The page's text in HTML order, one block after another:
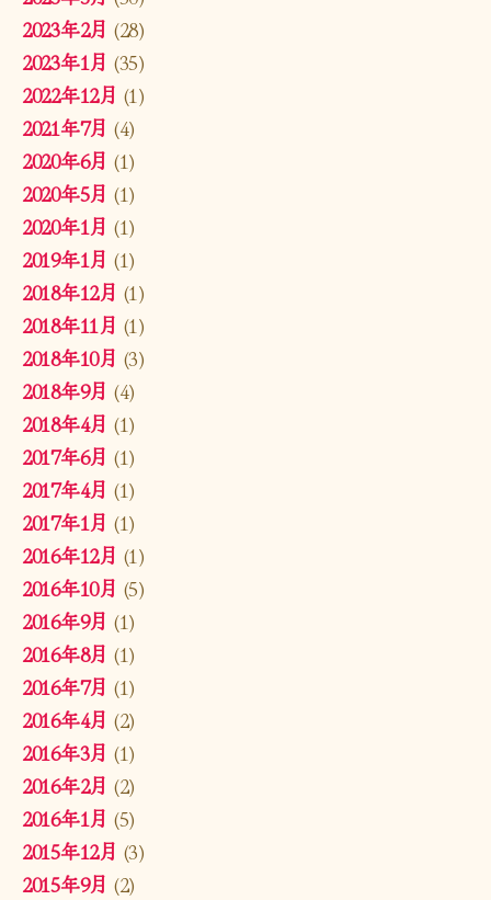
2023年2月 (28)
2023年1月 (35)
2022年12月 (1)
2021年7月 (4)
2020年6月 (1)
2020年5月 (1)
2020年1月 (1)
2019年1月 (1)
2018年12月 (1)
2018年11月 (1)
2018年10月 (3)
2018年9月 (4)
2018年4月 (1)
2017年6月 (1)
2017年4月 (1)
2017年1月 (1)
2016年12月 (1)
2016年10月 (5)
2016年9月 (1)
2016年8月 (1)
2016年7月 (1)
2016年4月 (2)
2016年3月 (1)
2016年2月 (2)
2016年1月 (5)
2015年12月 (3)
2015年9月 (2)